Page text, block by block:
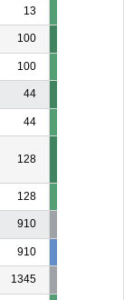
13
100
100
44
44
128
128
910
910
1345